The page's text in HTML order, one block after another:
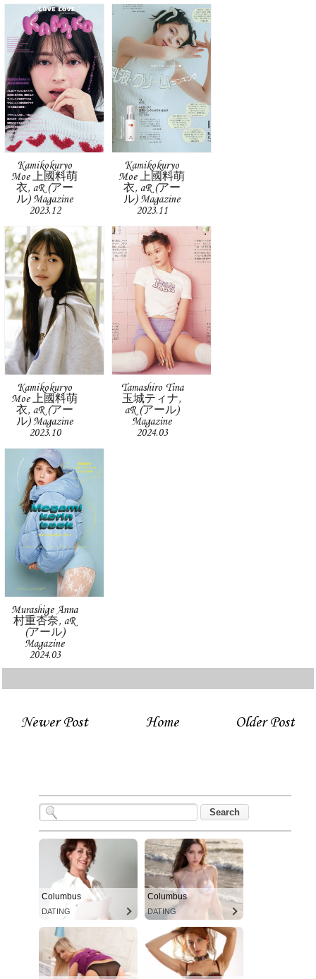
Kamikokuryo
Moe 上國料萌
衣, aR (アー
ル) Magazine
2023.12
Kamikokuryo
Moe 上國料萌
衣, aR (アー
ル) Magazine
2023.11
Kamikokuryo
Moe 上國料萌
衣, aR (アー
ル) Magazine
2023.10
Tamashiro Tina
玉城ティナ,
aR (アール)
Magazine
2024.03
Murashige Anna
村重杏奈, aR
(アール)
Magazine
2024.03
Newer Post Older Post
Home
Columbus
DATING
Columbus
DATING